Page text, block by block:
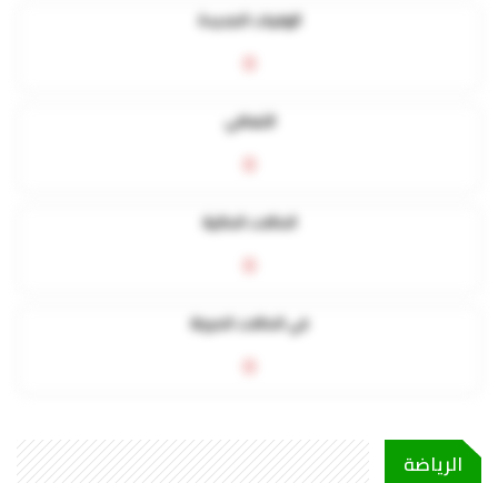
الوفيات الجديدة
التعافي
الحالات الحالية
في الحالات الحرجة
الرياضة